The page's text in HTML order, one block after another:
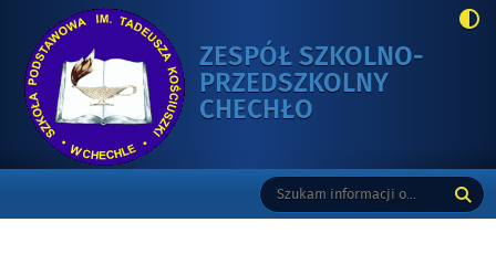
ZESPÓŁ SZKOLNO-
PRZEDSZKOLNY
CHECHŁO
DYNIA”
–
SZKOLNY
Wyszukiwarka
Tutaj
wpisz
szukaną